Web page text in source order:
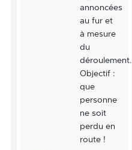
annoncées
au fur et
à mesure
du
déroulement.
Objectif :
que
personne
ne soit
perdu en
route !